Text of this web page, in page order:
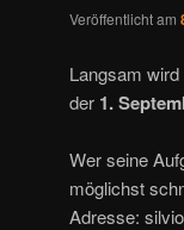
Veröffentlicht am
Langsam wird
der 1.
Wer seine
möglichst
Adresse: